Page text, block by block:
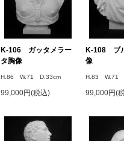
K-106 ガッタメラー
タ胸像
H.86 W.71 D.33cm
99,000円(税込)
K-108 ブ
像
H.83 W.71
99,000円(